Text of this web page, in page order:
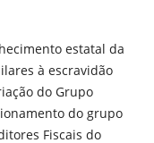
estatal da
à escravidão
do Grupo
do grupo
Fiscais do